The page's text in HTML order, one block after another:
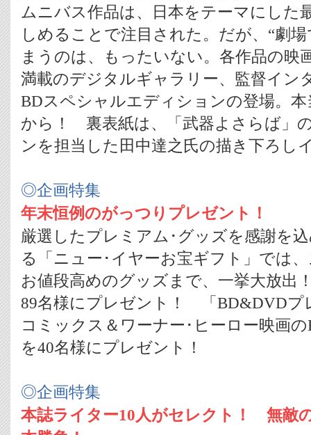
ムニバス作品は、日本をテーマにした
しめることで注目された。だが、“劇
まうのは、もったいない。各作品の映
満載のデジタルギャラリー、監督イン
BDスペシャルエディションの登場。
から！ 裏表紙は、「武器よさらば」
ンを担当した田中達之氏の描き下ろし
◎企画特集
年末恒例のがっつりプレゼント！
厳選したプレミアム･グッズを感謝を
る「ニュー･イヤーお宝ギフト」では
お値段高めのグッズまで、一挙大放
89名様にプレゼント！ 「BD&DVDプ
コミックス＆ワーナー･ヒーロー映画
を40名様にプレゼント！
◎企画特集
本誌ライター10人がセレクト！ 無敵